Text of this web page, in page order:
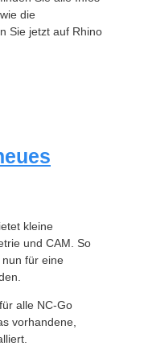
die
Sie jetzt auf Rhino
kleine
und CAM. So
für eine
alle NC-Go
vorhandene,